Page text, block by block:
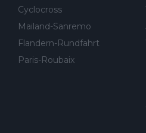
Cyclocross
Mailand-Sanremo
Flandern-Rundfahrt
Paris-Roubaix